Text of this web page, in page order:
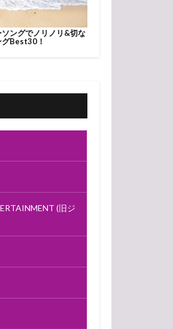
ソングでノリノリ&切な
Best30！
(旧ジ